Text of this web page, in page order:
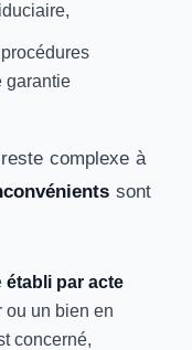
garantie
complexe à
sont
établi par acte
ou un bien en
concerné,